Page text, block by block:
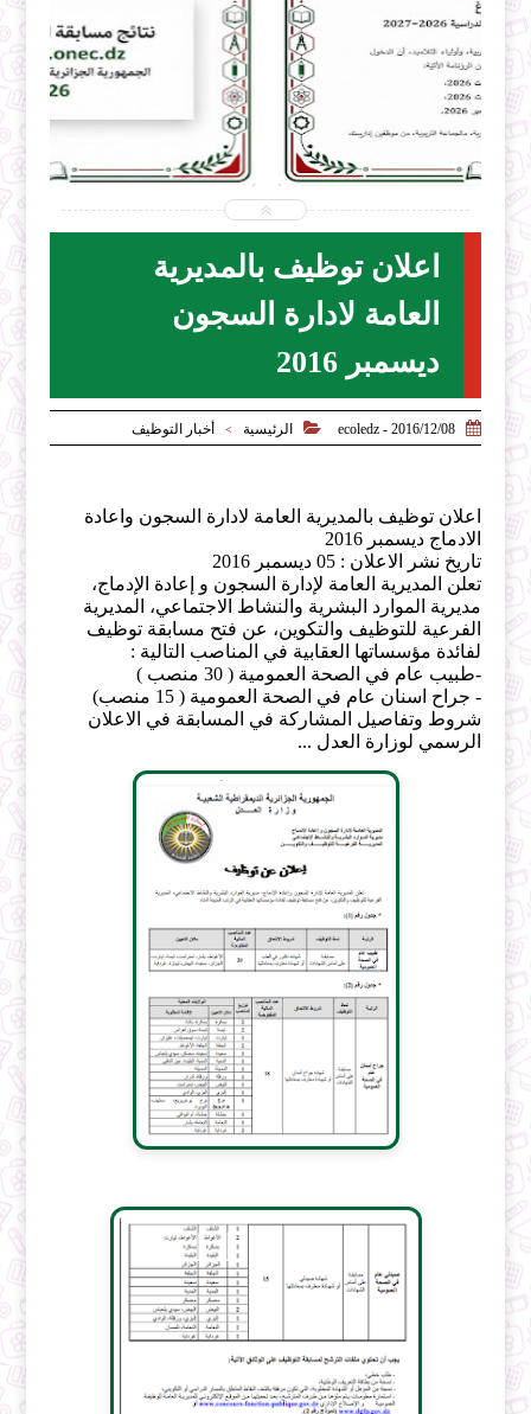
ecoledz.net
اعلان توظيف بالمديرية
العامة لادارة السجون
ديسمبر 2016

2016/12/08 - ecoledz
 الرئيسية > أخبار التوظيف
اعلان توظيف بالمديرية العامة لادارة السجون واعادة
الادماج ديسمبر 2016
تاريخ نشر الاعلان : 05 ديسمبر 2016
تعلن المديرية العامة لإدارة السجون و إعادة الإدماج،
مديرية الموارد البشرية والنشاط الاجتماعي، المديرية
الفرعية للتوظيف والتكوين، عن فتح مسابقة توظيف
لفائدة مؤسساتها العقابية في المناصب التالية :
-طبيب عام في الصحة العمومية ( 30 منصب )
- جراح اسنان عام في الصحة العمومية ( 15 منصب)
شروط وتفاصيل المشاركة في المسابقة في الاعلان
الرسمي لوزارة العدل ...